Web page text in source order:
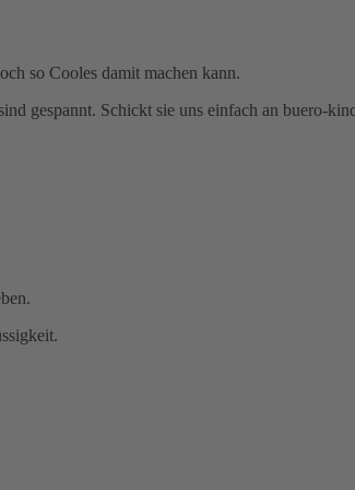
so Cooles damit machen kann.
gespannt. Schickt sie uns einfach an buero-